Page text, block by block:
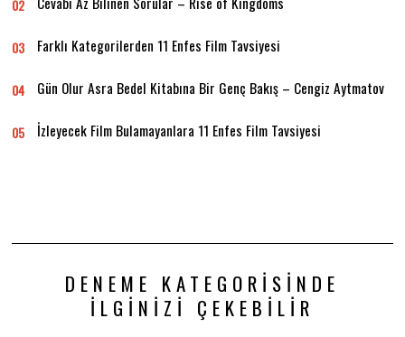
02
03 Farklı Kategorilerden 11 Enfes Film Tavsiyesi
04 Gün Olur Asra Bedel Kitabına Bir Genç Bakış – Cengiz Aytmatov
05 İzleyecek Film Bulamayanlara 11 Enfes Film Tavsiyesi
DENEME KATEGORISINDE
İLGINIZI ÇEKEBILIR